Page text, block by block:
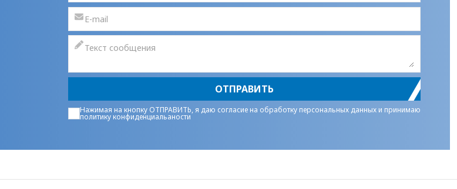
ОТПРАВИТЬ
Нажимая на кнопку ОТПРАВИТЬ, я даю согласие на обработку персональных данных и принимаю
политику конфиденциальаности